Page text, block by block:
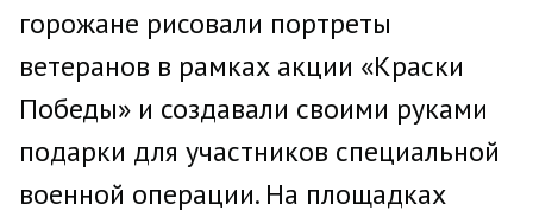
горожане рисовали портреты
ветеранов в рамках акции «Краски
Победы» и создавали своими руками
подарки для участников специальной
военной операции. На площадках